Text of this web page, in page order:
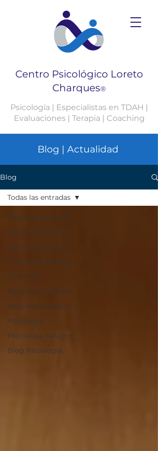
Centro Psicológico Loreto
Charques®
Psicología | Especialistas en TDAH |
Evaluaciones | Terapia | Coaching
Blog | Actualidad
Blog
Todas las entradas
Psicología Infantil
Psicología Juvenil
Psicología Adultos
Coaching
Psicología Infantil
Psicología Juvenil
Psicología
Psicología Adultos
Blog Psicología
Todas las entradas